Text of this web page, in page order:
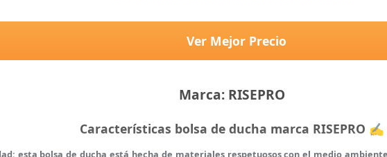
Marca: RISEPRO
Ver Mejor Precio
Características bolsa de ducha marca RISEPRO ✍
esta bolsa de ducha está hecha de materiales respetuosos con el medio